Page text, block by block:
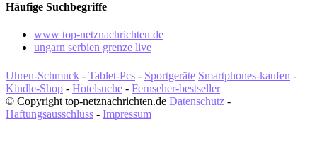
Häufige Suchbegriffe
www top-netznachrichten de
ungarn serbien grenze live
Uhren-Schmuck - Tablet-Pcs - Sportgeräte Smartphones-kaufen -
Kindle-Shop - Hotelsuche - Fernseher-bestseller
© Copyright top-netznachrichten.de Datenschutz -
Haftungsausschluss - Impressum